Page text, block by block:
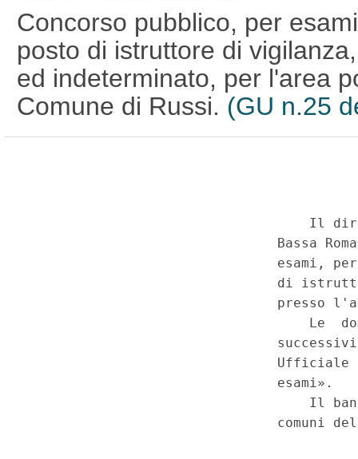
Concorso pubblico, per
posto di istruttore di
ed indeterminato, per l'area
Comune di Russi. (GU n.25